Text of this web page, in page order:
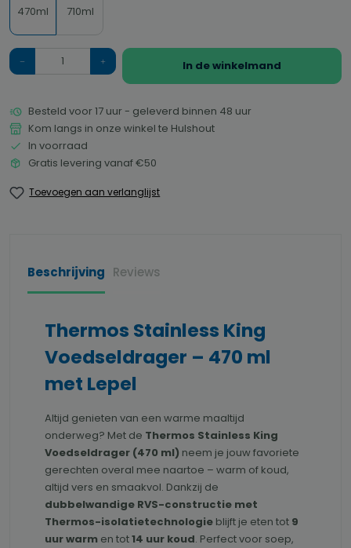
470ml 710ml
Hoeveelheid
In de winkelmand
Besteld voor 17 uur - geleverd binnen 48 uur
Kom langs in onze winkel te Hulshout
In voorraad
Gratis levering vanaf €50
Toevoegen aan verlanglijst
Beschrijving Reviews
Thermos Stainless King
Voedseldrager – 470 ml
met Lepel
Altijd genieten van een warme maaltijd
onderweg? Met de Thermos Stainless King
Voedseldrager (470 ml) neem je jouw favoriete
gerechten overal mee naartoe – warm of koud,
altijd vers en smaakvol. Dankzij de
dubbelwandige RVS-constructie met
Thermos-isolatietechnologie blijft je eten tot 9
uur warm en tot14 uur koud. Perfect voor soep,